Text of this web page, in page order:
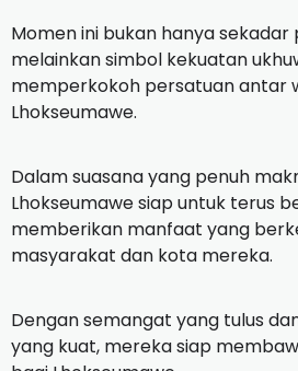
Momen ini bukan hanya
melainkan simbol kekuatan
memperkokoh persatuan antar
Lhokseumawe.
Dalam suasana yang penuh
Lhokseumawe siap untuk terus
memberikan manfaat yang
masyarakat dan kota mereka.
Dengan semangat yang tulus
yang kuat, mereka siap